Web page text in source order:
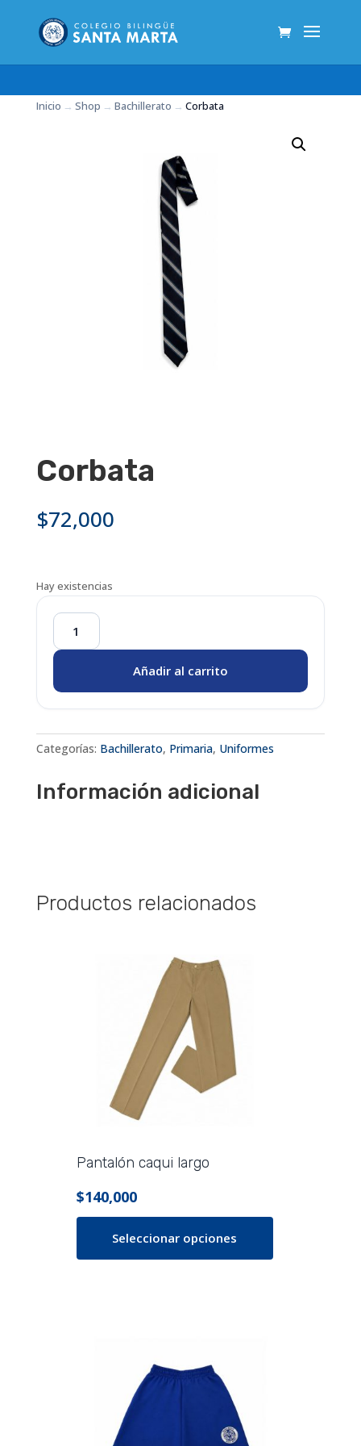
Inicio → Shop → Bachillerato → Corbata
Corbata
$72,000
Hay existencias
Corbata
Añadir al carrito
Categorías: Bachillerato, Primaria, Uniformes
Información adicional
Productos relacionados
Pantalón caqui largo
$140,000
Seleccionar opciones